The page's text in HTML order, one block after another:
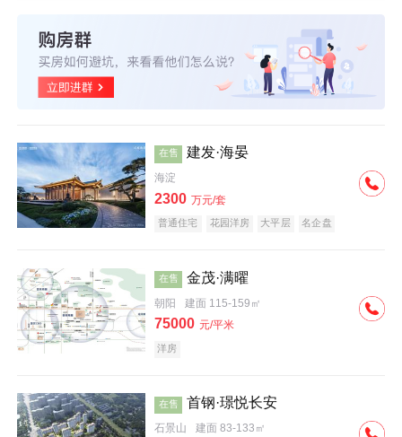
在售 建发·海晏
海淀
2300 万元/套
普通住宅 花园洋房 大平层
名企盘
在售 金茂·满曜
朝阳 建面 115-159㎡
75000 元/平米
洋房
在售 首钢·璟悦长安
石景山 建面 83-133㎡